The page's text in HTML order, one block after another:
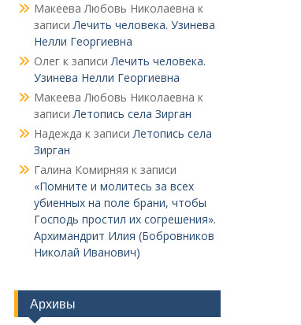
Макеева Любовь Николаевна к
записиЛечить человека. Узинева
Нелли Георгиевна
Олегк записиЛечить человека.
Узинева Нелли Георгиевна
Макеева Любовь Николаевна к
записиЛетопись села Зирган
Надежда к записиЛетопись села
Зирган
Галина Комирняя к записи
«Помните и молитесь за всех
убиенных на поле брани, чтобы
Господь простил их согрешения».
Архимандрит Илия (Бобровников
Николай Иванович)
Архивы